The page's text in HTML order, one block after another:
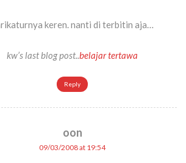
keren. nanti di terbitin aja…
kw’s last blog post..belajar tertawa
Reply
oon
09/03/2008 at 19:54